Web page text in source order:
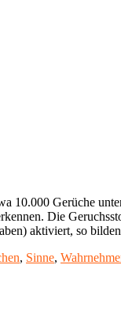
Gerüche
Die
aktiviert, so
, Sinne,